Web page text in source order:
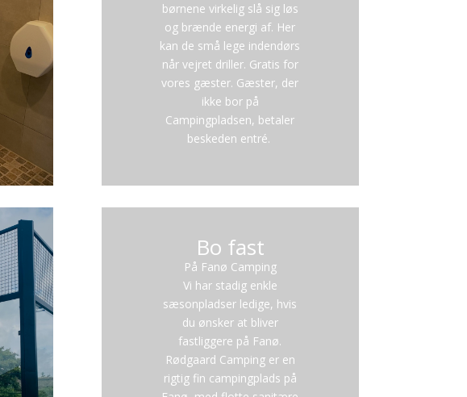
børnene virkelig slå sig løs
og brænde energi af. Her
kan de små lege indendørs
når vejret driller. Gratis for
vores gæster. Gæster, der
ikke bor på
Campingpladsen, betaler
beskeden entré.
Bo fast
På Fanø Camping
Vi har stadig enkle
sæsonpladser ledige, hvis
du ønsker at bliver
fastliggere på Fanø.
Rødgaard Camping er en
rigtig fin campingplads på